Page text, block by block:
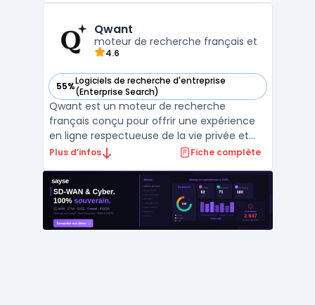
confidentialité des données, il s’adresse aux
stru ...
Qwant
moteur de recherche français et
4.6
55%Logiciels de recherche d'entreprise
(Enterprise Search)
— voir Qwant dans cette catégorie
Qwant est un moteur de recherche
français conçu pour offrir une expérience
en ligne respectueuse de la vie privée et
des données des utilisateurs.
en matière de protection des informations
personnelles, il garantit une recherche
neutre, sans suivi publicitaire ni ...
Plus d’infos Fiche complète